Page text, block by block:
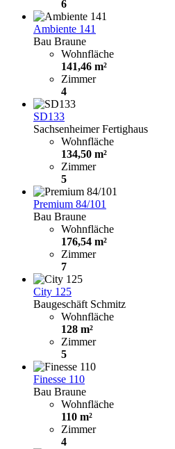
6
Ambiente 141
Bau Braune
Wohnfläche
141,46 m²
Zimmer
4
SD133
Sachsenheimer Fertighaus
Wohnfläche
134,50 m²
Zimmer
5
Premium 84/101
Bau Braune
Wohnfläche
176,54 m²
Zimmer
7
City 125
Baugeschäft Schmitz
Wohnfläche
128 m²
Zimmer
5
Finesse 110
Bau Braune
Wohnfläche
110 m²
Zimmer
4